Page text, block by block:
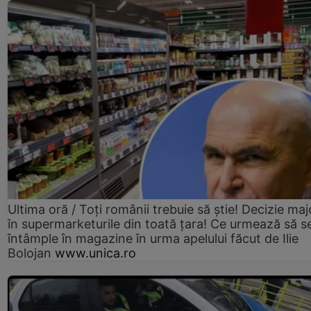
Ultima oră / Toți românii trebuie să știe! Decizie
în supermarketurile din toată țara! Ce urmează să
întâmple în magazine în urma apelului făcut de Ilie
Bolojan www.unica.ro